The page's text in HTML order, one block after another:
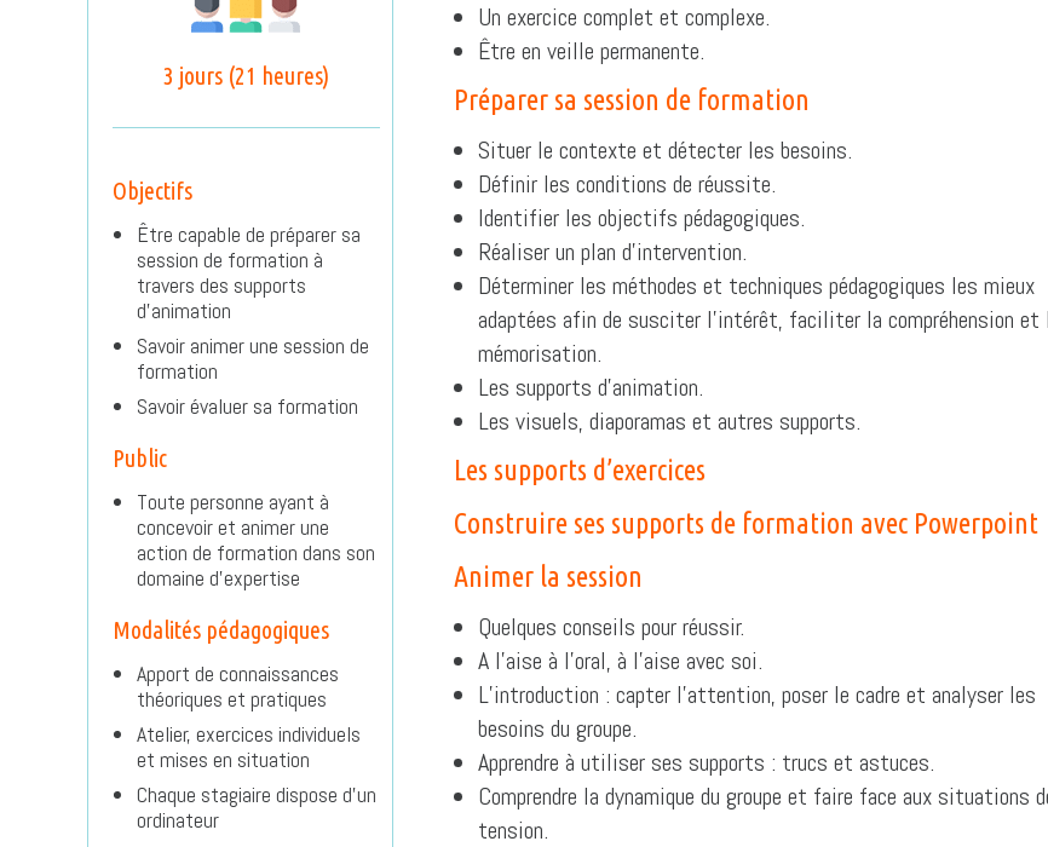
3 jours (21 heures)
Objectifs
Être capable de préparer sa
session de formation à
travers des supports
d’animation
Savoir animer une session de
formation
Savoir évaluer sa formation
Public
Toute personne ayant à
concevoir et animer une
action de formation dans son
domaine d’expertise
Modalités pédagogiques
Apport de connaissances
théoriques et pratiques
Atelier, exercices individuels
et mises en situation
Chaque stagiaire dispose d’un
ordinateur
Un exercice complet et complexe.
Être en veille permanente.
Préparer sa session de formation
Situer le contexte et détecter les besoins.
Définir les conditions de réussite.
Identifier les objectifs pédagogiques.
Réaliser un plan d’intervention.
Déterminer les méthodes et techniques pédagogiques les mieux
adaptées afin de susciter l’intérêt, faciliter la compréhension et
mémorisation.
Les supports d’animation.
Les visuels, diaporamas et autres supports.
Les supports d’exercices
Construire ses supports de formation avec Powerpoint
Animer la session
Quelques conseils pour réussir.
A l’aise à l’oral, à l’aise avec soi.
L’introduction : capter l’attention, poser le cadre et analyser les
besoins du groupe.
Apprendre à utiliser ses supports : trucs et astuces.
Comprendre la dynamique du groupe et faire face aux situations
tension.